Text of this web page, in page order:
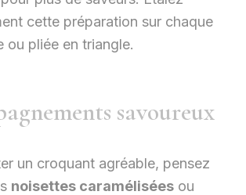
cette préparation sur chaque
ou pliée en triangle.
savoureux
un croquant agréable, pensez
noisettes caraméliséesou